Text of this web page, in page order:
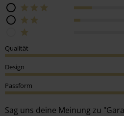
Qualität
Design
Passform
Sag uns deine Meinung zu